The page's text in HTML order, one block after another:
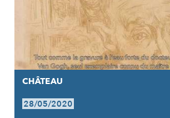
CHÂTEAU
28/05/2020